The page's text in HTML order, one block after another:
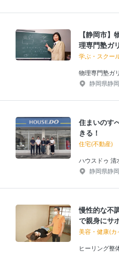
【静岡市
理専門塾ガ
学ぶ・スクー
物理専門塾ガ
静岡県静
住まいのす
きる！
住宅(不動産)
ハウスドゥ 清
静岡県静
慢性的な不
で親身にサ
美容・健康(カ
ヒーリング整